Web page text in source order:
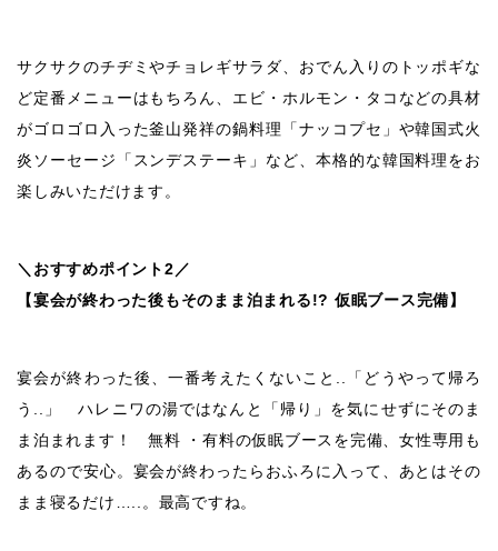
サクサクのチヂミやチョレギサラダ、おでん入りのトッポギな
ど定番メニューはもちろん、エビ・ホルモン・タコなどの具材
がゴロゴロ入った釜山発祥の鍋料理「ナッコプセ」や韓国式火
炎ソーセージ「スンデステーキ」など、本格的な韓国料理をお
楽しみいただけます。
＼おすすめポイント2／
【宴会が終わった後もそのまま泊まれる!? 仮眠ブース完備】
宴会が終わった後、一番考えたくないこと..「どうやって帰ろ
う..」 ハレニワの湯ではなんと「帰り」を気にせずにそのま
ま泊まれます！ 無料 ・有料の仮眠ブースを完備、女性専用も
あるので安心。宴会が終わったらおふろに入って、あとはその
まま寝るだけ…..。最高ですね。